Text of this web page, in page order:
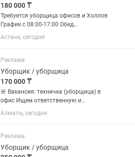
180 000 ₸
Требуется уборщица офисов и Холлов
График с 08:00-17:00 Обед
предоставляется Оплата 180 000 на
руки отдельно пенсионные График
Шарль де Голль 1 -уборка цокольных...
Астана, сегодня
Реклама
Уборщик / уборщица
170 000 ₸
🚨 Вакансия: техничка (уборщица) в
офис Ищем ответственную и
аккуратную сотрудницу до 55 лет.
Важно: активность и добросовестное
• Утренняя уборка офиса (с 07:00...
Алматы, сегодня
Реклама
Уборщик / уборщица